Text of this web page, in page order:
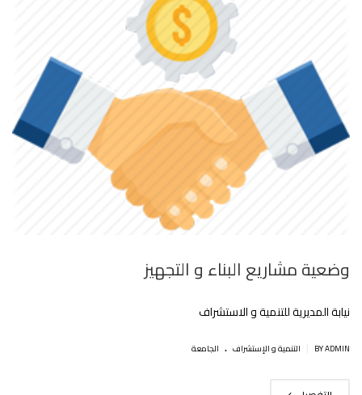
وضعية مشاريع البناء و التجهيز
نيابة المديرية للتنمية و الاستشراف
BY ADMIN التنمية و اﻹستشراف . الجامعة